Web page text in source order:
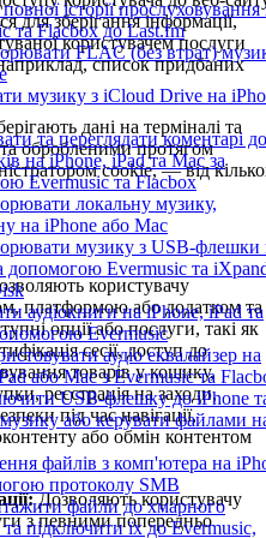
історії прослуховування
та Flacbox до Last.fm
FLAC (без втрат)
музику з iCloud Drive на
та переглядати коментарі до
на iPhone, iPad та Mac за
Evermusic та Flacbox
локальну музику,
на iPhone або Mac
музику з USB-флешки
допомогою Evermusic та
аудіокниги на iPhone, iPad та
Evermusic
аудіо еквалайзер на
або Mac з Evermusic та
USB-флешку до iPhone
або керувати файлами
файлів з комп'ютера на
протоколу SMB
файли до хмарного
підключити їх до Evermusic,
для зберігання інформації,
користувачем послуги
список придбаних
дані на терміналі та
обробленими протягом
cookie, — від
користувачу
платформою або додатком та
опції або послуги, такі як
сесії, доступ до
товарів у кошику,
реєстрація на заходи,
під час навігації,
або обмін контентом
Дозволяють користувачу
з певними попередньо